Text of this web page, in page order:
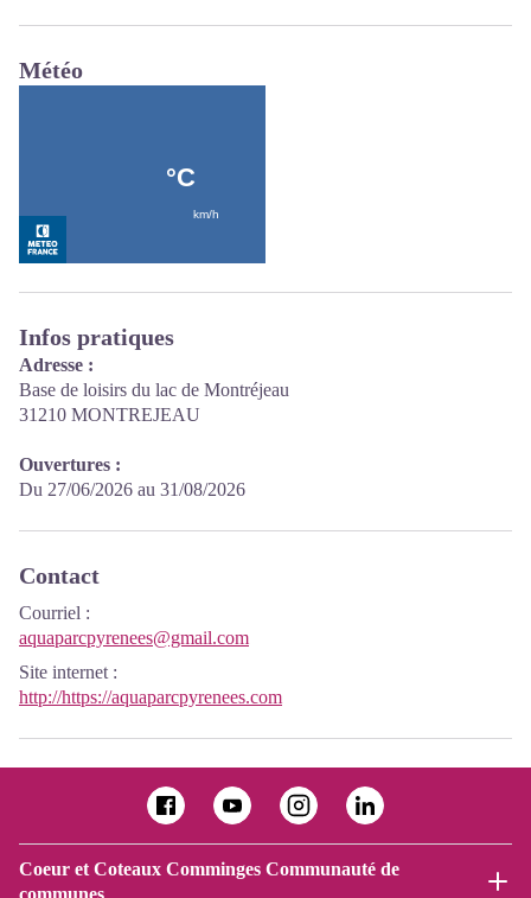
Météo
Infos pratiques
Adresse :
Base de loisirs du lac de Montréjeau
31210 MONTREJEAU
Ouvertures :
Du 27/06/2026 au 31/08/2026
Contact
Courriel :
aquaparcpyrenees@gmail.com
Site internet :
http://https://aquaparcpyrenees.com
Coeur et Coteaux Comminges Communauté de
communes